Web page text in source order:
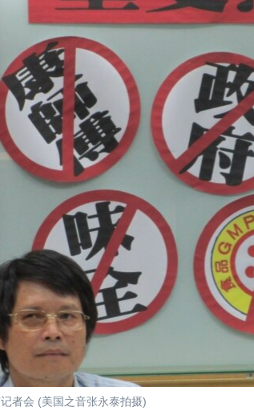
者会 (美国之音张永泰拍摄)